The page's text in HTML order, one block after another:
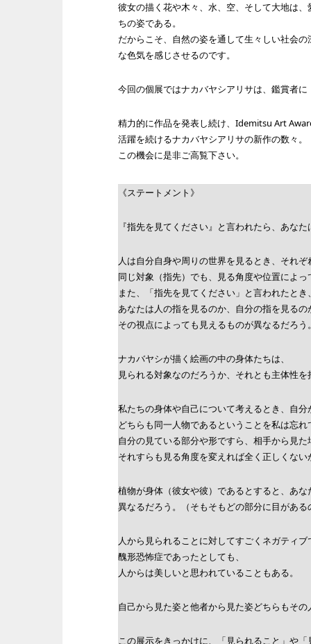
彼女の描く花や木々、水、空、そして大地は
ちの姿である。
だからこそ、自然の姿を通して生々しい社会
な色気を感じさせるのです。
今回の個展ではナカバヤシアリサは、鑑賞者
精力的に作品を発表し続け、Idemitsu Art
活躍を続けるナカバヤシアリサの新作の数々。
この機会に是非ご高覧下さい。
《ステートメント》
『指先を見てください』と言われたら、あな
人は自分自身や周りの世界を見るとき、それ
同じ対象（指先）でも、見る角度や位置によ
また、「指先を見てください」と言われたとき
あなたは人の指を見るのか、自分の指を見るの
その視点によっても見えるものが異なるだろう
ナカバヤシが描く絵画の中の身体たちは、
見られる対象なのだろうか、それとも主体性
私たちの身体や自己について考えるとき、自
どちらも同一人物であるということを私は忘
自分の見ている部分や形ですら、相手から見
それすらも見る角度を変えれば全く正しくな
植物が身体（彼女や彼）であるとすると、あ
異なるだろう。（そもそもどの部分に目があ
人から見られることに対してすごくネガティブ
醜形恐怖症であったとしても、
人からは美しいと思われていることもある。
自己から見た姿と他者から見た姿どちらもその
この展示をきっかけに、「見られること」や